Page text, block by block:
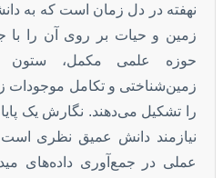
نهفته در دل زمان است که به
زمین و حیات بر روی آن را با
حوزه علمی مکمل، ستون
زمین‌شناختی و تکامل موجودات
را تشکیل می‌دهند. نگارش یک
نیازمند دانش عمیق نظری
عملی در جمع‌آوری داده‌های